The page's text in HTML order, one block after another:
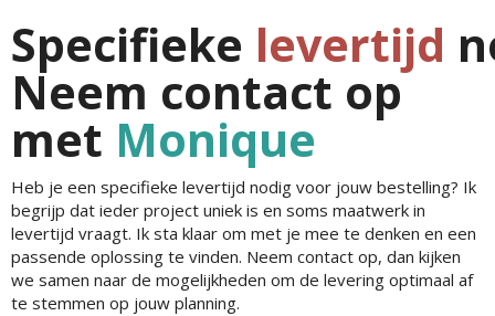
Specifieke levertijd
Neem contact op
met Monique
Heb je een specifieke levertijd nodig voor jouw bestelling? Ik
begrijp dat ieder project uniek is en soms maatwerk in
levertijd vraagt. Ik sta klaar om met je mee te denken en een
passende oplossing te vinden. Neem contact op, dan kijken
we samen naar de mogelijkheden om de levering optimaal af
te stemmen op jouw planning.